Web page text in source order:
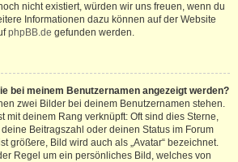
nicht existiert, würden wir uns freuen, wenn du
Informationen dazu können auf der Website
phpBB.de gefunden werden.
bei meinem Benutzernamen angezeigt werden?
zwei Bilder bei deinem Benutzernamen stehen.
mit deinem Rang verknüpft: Oft sind dies Sterne,
Beitragszahl oder deinen Status im Forum
größere, Bild wird auch als „Avatar“ bezeichnet.
Regel um ein persönliches Bild, welches von